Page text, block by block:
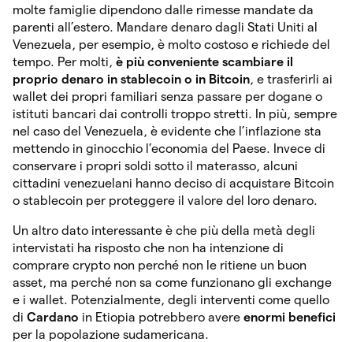
molte famiglie dipendono dalle rimesse mandate da
parenti all’estero. Mandare denaro dagli Stati Uniti al
Venezuela, per esempio, è molto costoso e richiede del
tempo. Per molti, è più conveniente scambiare il
proprio denaro in stablecoin o in Bitcoin, e trasferirli ai
wallet dei propri familiari senza passare per dogane o
istituti bancari dai controlli troppo stretti. In più, sempre
nel caso del Venezuela, è evidente che l’inflazione sta
mettendo in ginocchio l’economia del Paese. Invece di
conservare i propri soldi sotto il materasso, alcuni
cittadini venezuelani hanno deciso di acquistare Bitcoin
o stablecoin per proteggere il valore del loro denaro.
Un altro dato interessante è che più della metà degli
intervistati ha risposto che non ha intenzione di
comprare crypto non perché non le ritiene un buon
asset, ma perché non sa come funzionano gli exchange
e i wallet. Potenzialmente, degli interventi come quello
di Cardano in Etiopia potrebbero avere enormi benefici
per la popolazione sudamericana.